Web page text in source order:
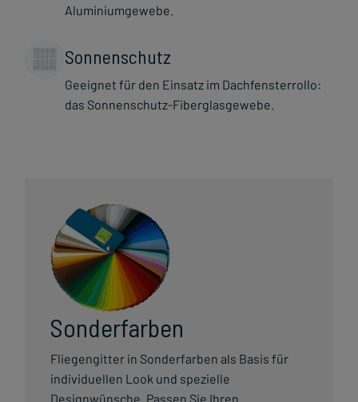
Aluminiumgewebe.
Sonnenschutz
Geeignet für den Einsatz im Dachfensterrollo:
das Sonnenschutz-Fiberglasgewebe.
Sonderfarben
Fliegengitter in Sonderfarben als Basis für
individuellen Look und spezielle
Designwünsche. Passen Sie Ihren